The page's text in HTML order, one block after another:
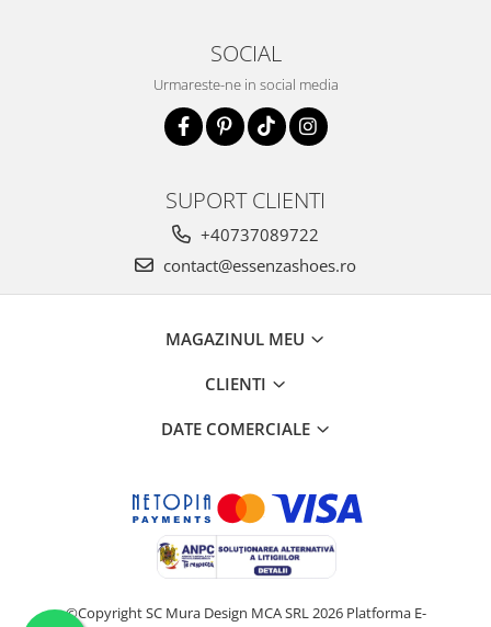
SOCIAL
Urmareste-ne in social media
SUPORT CLIENTI
+40737089722
contact@essenzashoes.ro
MAGAZINUL MEU
CLIENTI
DATE COMERCIALE
©Copyright SC Mura Design MCA SRL 2026 Platforma E-